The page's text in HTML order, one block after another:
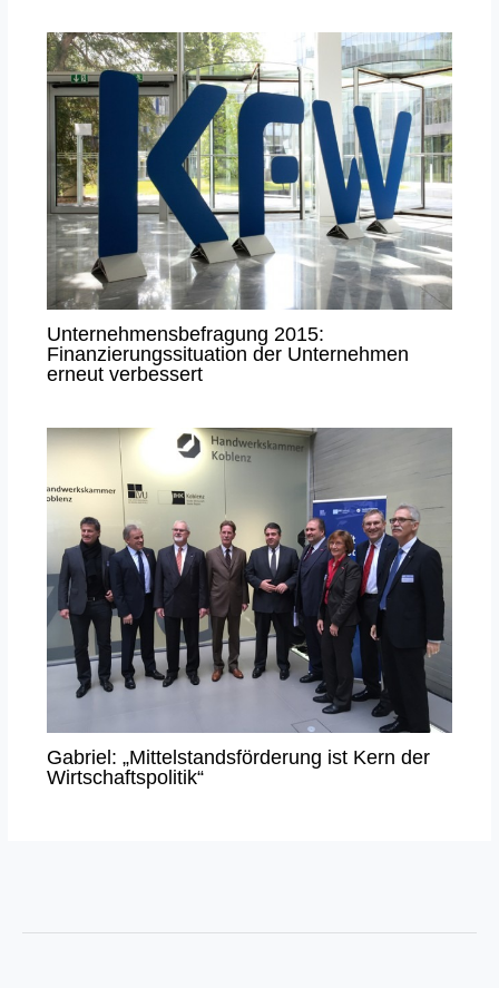
Unternehmensbefragung 2015:
Finanzierungssituation der Unternehmen
erneut verbessert
Gabriel: „Mittelstandsförderung ist Kern der
Wirtschaftspolitik“